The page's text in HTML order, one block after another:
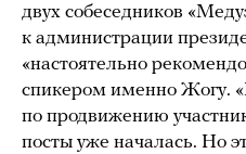
двух собеседников
к администрации
«настоятельно
спикером именно Жогу.
по продвижению
посты уже началась. Но